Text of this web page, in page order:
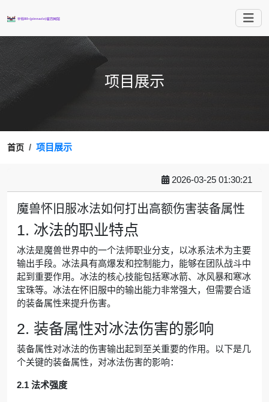
项目展示
首页 项目展示
2026-03-25 01:30:21
魔兽怀旧服冰法如何打出高额伤害装备属性
1. 冰法的职业特点
冰法是魔兽世界中的一个法师职业分支，以冰系法术为主要
输出手段。冰法具有高爆发和控制能力，能够在团队战斗中
起到重要作用。冰法的核心技能包括寒冰箭、冰风暴和寒冰
宝珠等。冰法在怀旧服中的输出能力非常强大，但需要合适
的装备属性来提升伤害。
2. 装备属性对冰法伤害的影响
装备属性对冰法的伤害输出起到至关重要的作用。以下是几
个关键的装备属性，对冰法伤害的影响：
2.1 法术强度